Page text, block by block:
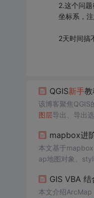
2.这个问
坐标系，
2天时间搞
QGIS新手教
该博客聚焦QGIS
图层导出、导出
mapbox进
本文基于
ap地图对象、
GIS VBA
本文介绍ArcMap